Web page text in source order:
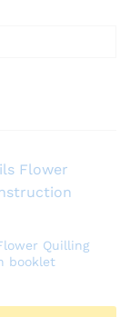
Quilling
booklet